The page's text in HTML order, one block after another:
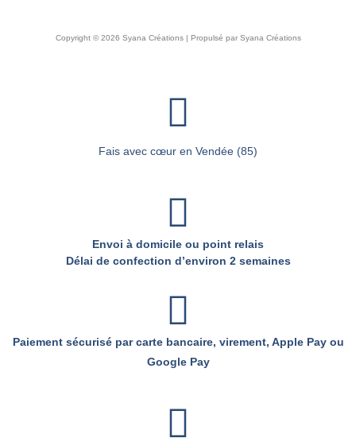
Copyright © 2026 Syana Créations | Propulsé par Syana Créations
Fais avec cœur en Vendée (85)
Envoi à domicile ou point relais
Délai de confection d’environ 2 semaines
Paiement sécurisé par carte bancaire, virement, Apple Pay ou
Google Pay